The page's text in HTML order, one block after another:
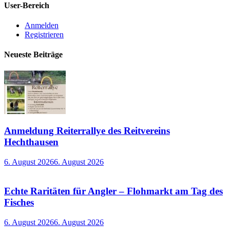
User-Bereich
Anmelden
Registrieren
Neueste Beiträge
Anmeldung Reiterrallye des Reitvereins
Hechthausen
6. August 20266. August 2026
Echte Raritäten für Angler – Flohmarkt am Tag des
Fisches
6. August 20266. August 2026